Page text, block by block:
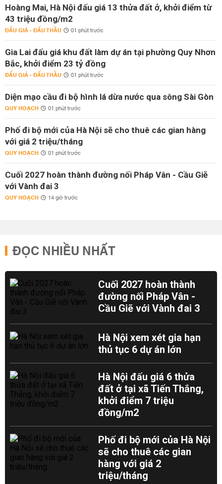
Hoàng Mai, Hà Nội đấu giá 13 thửa đất ở, khởi điểm từ
43 triệu đồng/m2
ĐẤU GIÁ - ĐẤU THẦU 01 phút trước
Gia Lai đấu giá khu đất làm dự án tại phường Quy Nhơn
Bắc, khởi điểm 23 tỷ đồng
ĐẤU GIÁ - ĐẤU THẦU 01 phút trước
Diện mạo cầu đi bộ hình lá dừa nước qua sông Sài Gòn
QUY HOẠCH 01 phút trước
Phố đi bộ mới của Hà Nội sẽ cho thuê các gian hàng
với giá 2 triệu/tháng
QUY HOẠCH 01 phút trước
Cuối 2027 hoàn thành đường nối Pháp Vân - Cầu Giẽ
với Vành đai 3
QUY HOẠCH 14 giờ trước
ĐỌC NHIỀU NHẤT
Cuối 2027 hoàn thành
đường nối Pháp Vân -
Cầu Giẽ với Vành đai 3
Hà Nội xem xét gia hạn
thủ tục 6 dự án lớn
Hà Nội đấu giá 6 thửa
đất ở tại xã Tiến Thắng,
khởi điểm 7 triệu
đồng/m2
Phố đi bộ mới của Hà Nội
sẽ cho thuê các gian
hàng với giá 2
triệu/tháng